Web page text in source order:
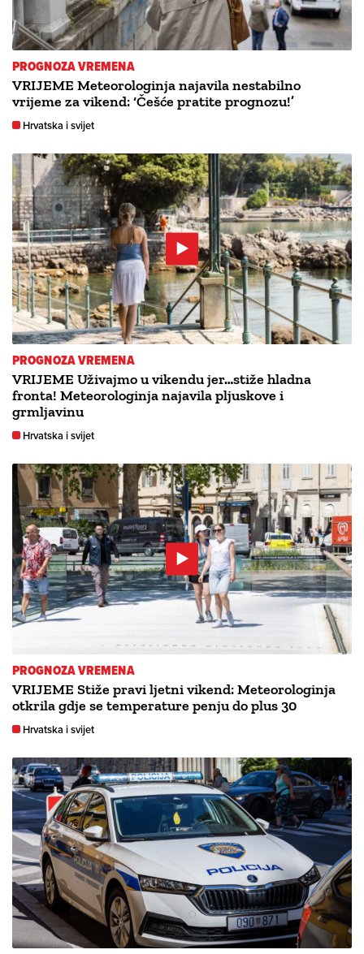
PROGNOZA VREMENA
VRIJEME Meteorologinja najavila nestabilno
vrijeme za vikend: ‘Češće pratite prognozu!’
Hrvatska i svijet
PROGNOZA VREMENA
VRIJEME Uživajmo u vikendu jer…stiže hladna
fronta! Meteorologinja najavila pljuskove i
grmljavinu
Hrvatska i svijet
PROGNOZA VREMENA
VRIJEME Stiže pravi ljetni vikend: Meteorologinja
otkrila gdje se temperature penju do plus 30
Hrvatska i svijet